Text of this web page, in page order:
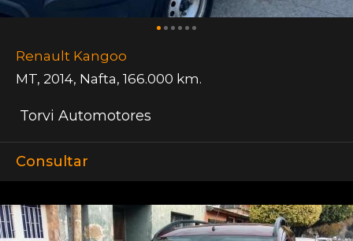
Renault Kangoo
MT, 2014, Nafta, 166.000 km.
Torvi Automotores
Consultar